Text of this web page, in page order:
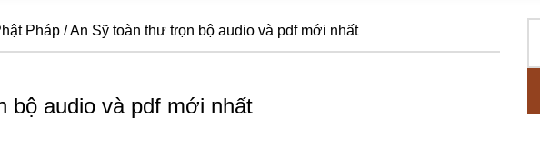
Pháp /An Sỹ toàn thư trọn bộ audio và pdf mới nhất
bộ audio và pdf mới nhất